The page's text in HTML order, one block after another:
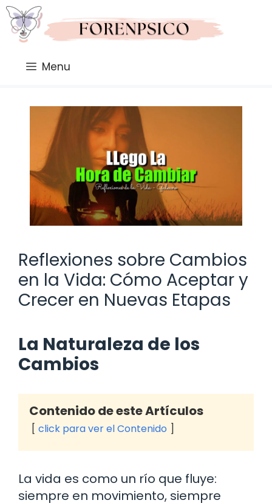
Saltar
al
contenido
Menu
Reflexiones sobre Cambios
en la Vida: Cómo Aceptar y
Crecer en Nuevas Etapas
La Naturaleza de los
Cambios
Contenido de este Artículos
click para ver el Contenido
La vida es como un río que fluye:
siempre en movimiento, siempre